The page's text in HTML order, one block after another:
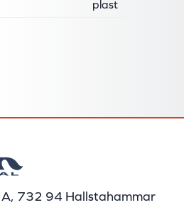
plast
732 94 Hallstahammar